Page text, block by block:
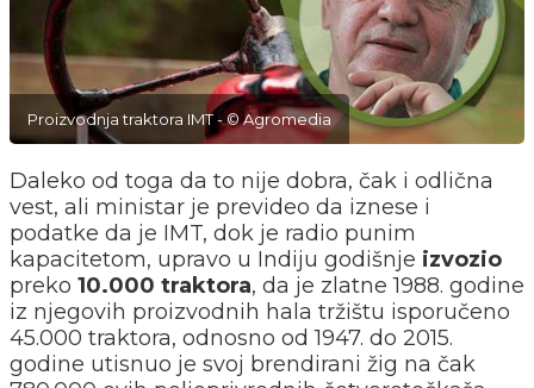
Proizvodnja traktora IMT - © Agromedia
Daleko od toga da to nije dobra, čak i odlična
vest, ali ministar je prevideo da iznese i
podatke da je IMT, dok je radio punim
kapacitetom, upravo u Indiju godišnje izvozio
preko 10.000 traktora, da je zlatne 1988. godine
iz njegovih proizvodnih hala tržištu isporučeno
45.000 traktora, odnosno od 1947. do 2015.
godine utisnuo je svoj brendirani žig na čak